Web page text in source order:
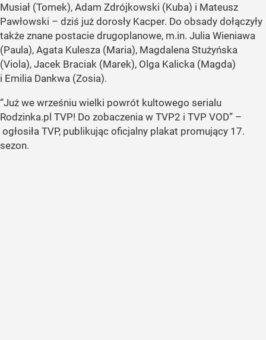
Musiał (Tomek), Adam Zdrójkowski (Kuba) i Mateusz
Pawłowski – dziś już dorosły Kacper. Do obsady dołączyły
także znane postacie drugoplanowe, m.in. Julia Wieniawa
(Paula), Agata Kulesza (Maria), Magdalena Stużyńska
(Viola), Jacek Braciak (Marek), Olga Kalicka (Magda)
i Emilia Dankwa (Zosia).
“Już we wrześniu wielki powrót kultowego serialu
Rodzinka.pl TVP! Do zobaczenia w TVP2 i TVP VOD” –
ogłosiła TVP, publikując oficjalny plakat promujący 17.
sezon.